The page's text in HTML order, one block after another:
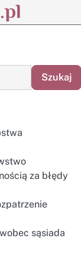
Szukaj
za błędy
sąsiada